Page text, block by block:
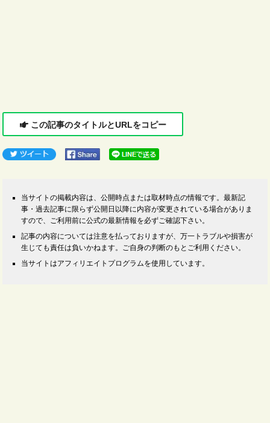
この記事のタイトルとURLをコピー
当サイトの掲載内容は、公開時点または取材時点の情報です。最新記
事・過去記事に限らず公開日以降に内容が変更されている場合がありま
すので、ご利用前に公式の最新情報を必ずご確認下さい。
記事の内容については注意を払っておりますが、万一トラブルや損害が
生じても責任は負いかねます。ご自身の判断のもとご利用ください。
当サイトはアフィリエイトプログラムを使用しています。